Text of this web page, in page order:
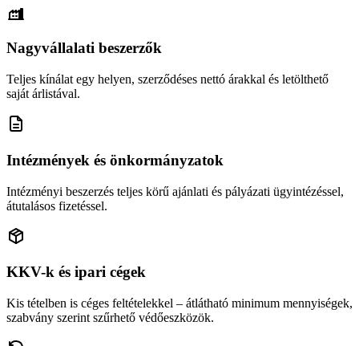
Nagyvállalati beszerzők
Teljes kínálat egy helyen, szerződéses nettó árakkal és letölthető
saját árlistával.
Intézmények és önkormányzatok
Intézményi beszerzés teljes körű ajánlati és pályázati ügyintézéssel,
átutalásos fizetéssel.
KKV-k és ipari cégek
Kis tételben is céges feltételekkel – átlátható minimum mennyiségek,
szabvány szerint szűrhető védőeszközök.